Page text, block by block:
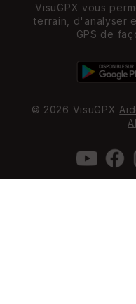
VisuGPX vous
terrain, d'analyser
GPS de
© 2026 VisuGPX